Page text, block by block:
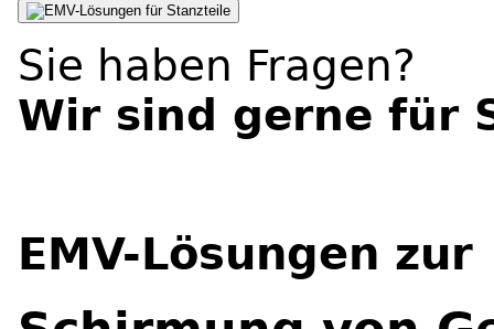
Stanzteile
Sie haben Fragen?
Wir sind gerne für
EMV-Lösungen zur